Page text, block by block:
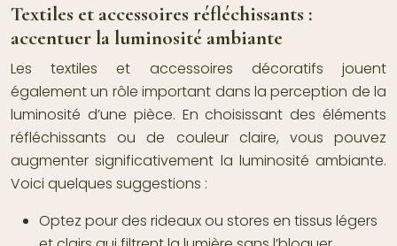
Textiles et accessoires réfléchissants :
accentuer la luminosité ambiante
Les textiles et accessoires décoratifs jouent
également un rôle important dans la perception de la
luminosité d’une pièce. En choisissant des éléments
réfléchissants ou de couleur claire, vous pouvez
augmenter significativement la luminosité ambiante.
Voici quelques suggestions :
Optez pour des rideaux ou stores en tissus légers